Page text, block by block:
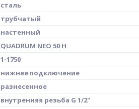
сталь
трубчатый
настенный
QUADRUM NEO 50 H
1-1750
нижнее подключение
разнесенное
внутренняя резьба G 1/2"